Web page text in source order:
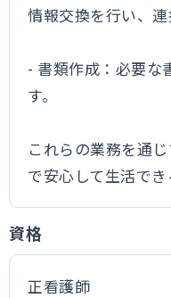
情報交換を行い、連
- 書類作成：必要な
す。
これらの業務を通
で安心して生活でき
資格
正看護師